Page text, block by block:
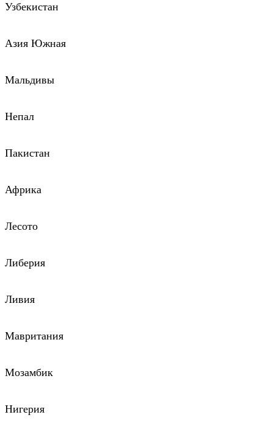
Узбекистан
Азия Южная
Мальдивы
Непал
Пакистан
Африка
Лесото
Либерия
Ливия
Мавритания
Мозамбик
Нигерия